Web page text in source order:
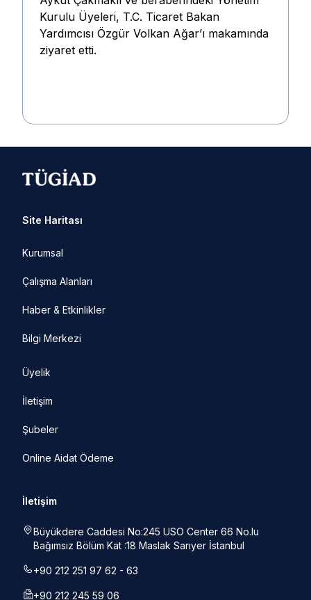
Kurulu Üyeleri, T.C. Ticaret Bakan
Yardımcısı Özgür Volkan Ağar’ı makamında
ziyaret etti.
Site Haritası
Kurumsal
Çalışma Alanları
Haber & Etkinlikler
Bilgi Merkezi
Üyelik
İletişim
Şubeler
Online Aidat Ödeme
İletişim
Büyükdere Caddesi No:245 USO Center 66 No.lu
Bağımsız Bölüm Kat :18 Maslak Sarıyer İstanbul
+90 212 251 97 62 - 63
+90 212 245 59 06